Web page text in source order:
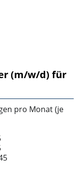
(m/w/d) für
pro Monat (je